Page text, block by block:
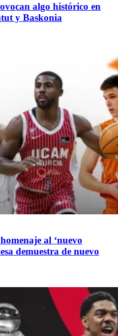
algo histórico en
y Baskonia
al ‘nuevo
demuestra de nuevo